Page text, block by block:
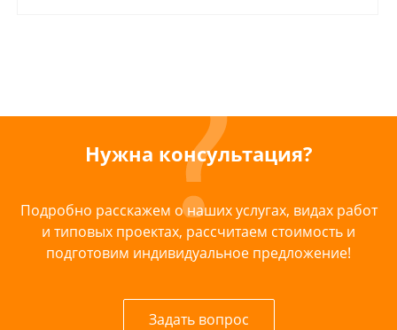
Нужна консультация?
Подробно расскажем о наших услугах, видах работ
и типовых проектах, рассчитаем стоимость и
подготовим индивидуальное предложение!
Задать вопрос